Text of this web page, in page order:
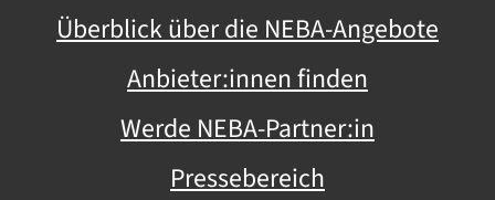
Überblick über die NEBA-Angebote
Anbieter:innen finden
Werde NEBA-Partner:in
Pressebereich